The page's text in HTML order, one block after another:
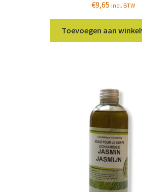
€9,65 incl. BTW
Toevoegen aan